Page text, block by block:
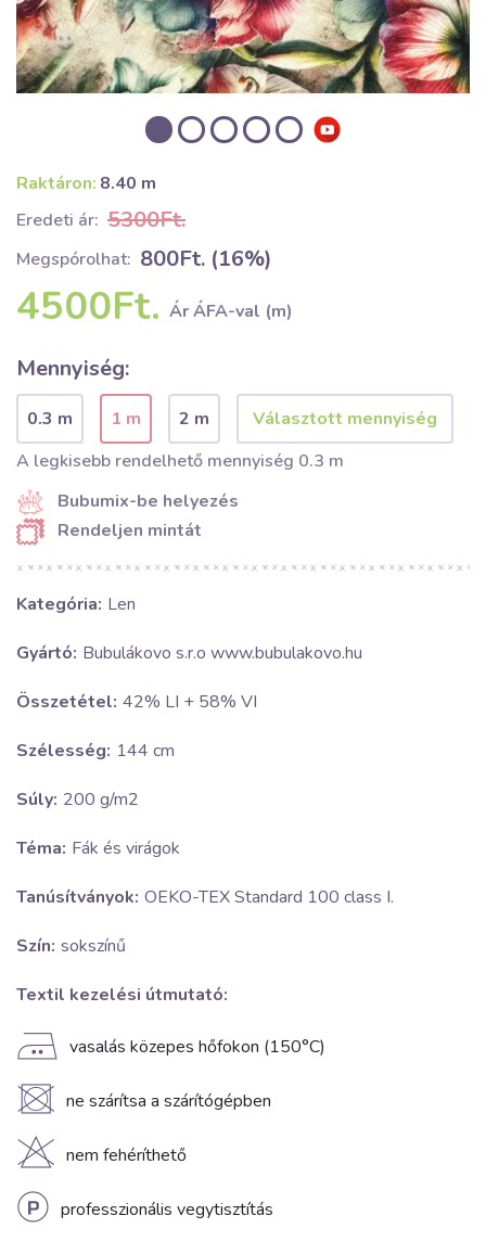
Raktáron: 8.40 m
Eredeti ár: 5300Ft.
Megspórolhat: 800Ft. (16%)
4500Ft. Ár ÁFA-val (m)
Mennyiség:
0.3 m 1 m
2 m
A legkisebb rendelhető mennyiség 0.3 m
Bubumix-be helyezés
Rendeljen mintát
Kategória: Len
Gyártó: Bubulákovo s.r.o www.bubulakovo.hu
Összetétel: 42% LI + 58% VI
Szélesség: 144 cm
Súly: 200 g/m2
Téma: Fák és virágok
Tanúsítványok: OEKO-TEX Standard 100 class I.
Szín: sokszínű
Textil kezelési útmutató:
E vasalás közepes hőfokon (150°C)
U ne szárítsa a szárítógépben
H nem fehéríthető
L professzionális vegytisztítás